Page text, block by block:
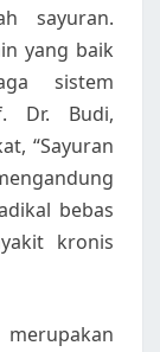
sayuran.
yang baik
sistem
Dr. Budi,
“Sayuran
bebas
kronis